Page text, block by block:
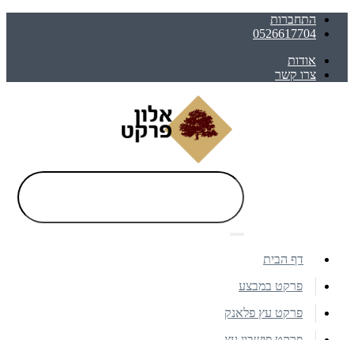
התחברות
0526617704
אודות
צרו קשר
דף הבית
פרקט במבצע
פרקט עץ פלאנק